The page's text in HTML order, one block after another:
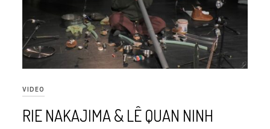
VIDEO
RIE NAKAJIMA & LÊ QUAN NINH